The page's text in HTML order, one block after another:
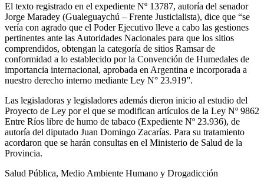
El texto registrado en el expediente Nº 13787, autoría del senador
Jorge Maradey (Gualeguaychú – Frente Justicialista), dice que “se
vería con agrado que el Poder Ejecutivo lleve a cabo las gestiones
pertinentes ante las Autoridades Nacionales para que los sitios
comprendidos, obtengan la categoría de sitios Ramsar de
conformidad a lo establecido por la Convención de Humedales de
importancia internacional, aprobada en Argentina e incorporada a
nuestro derecho interno mediante Ley N° 23.919”.
Las legisladoras y legisladores además dieron inicio al estudio del
Proyecto de Ley por el que se modifican artículos de la Ley Nº 9862
Entre Ríos libre de humo de tabaco (Expediente Nº 23.936), de
autoría del diputado Juan Domingo Zacarías. Para su tratamiento
acordaron que se harán consultas en el Ministerio de Salud de la
Provincia.
Salud Pública, Medio Ambiente Humano y Drogadicción